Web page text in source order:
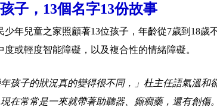
子，13個名字13份故事
少年兒童之家照顧著13位孩子，年齡從7歲到18歲
度或輕度智能障礙，以及複合性的情緒障礙。
年孩子的狀況真的變得很不同，」杜主任語氣溫和
在常常是一來就帶著助聽器、癲癇藥，還有創傷